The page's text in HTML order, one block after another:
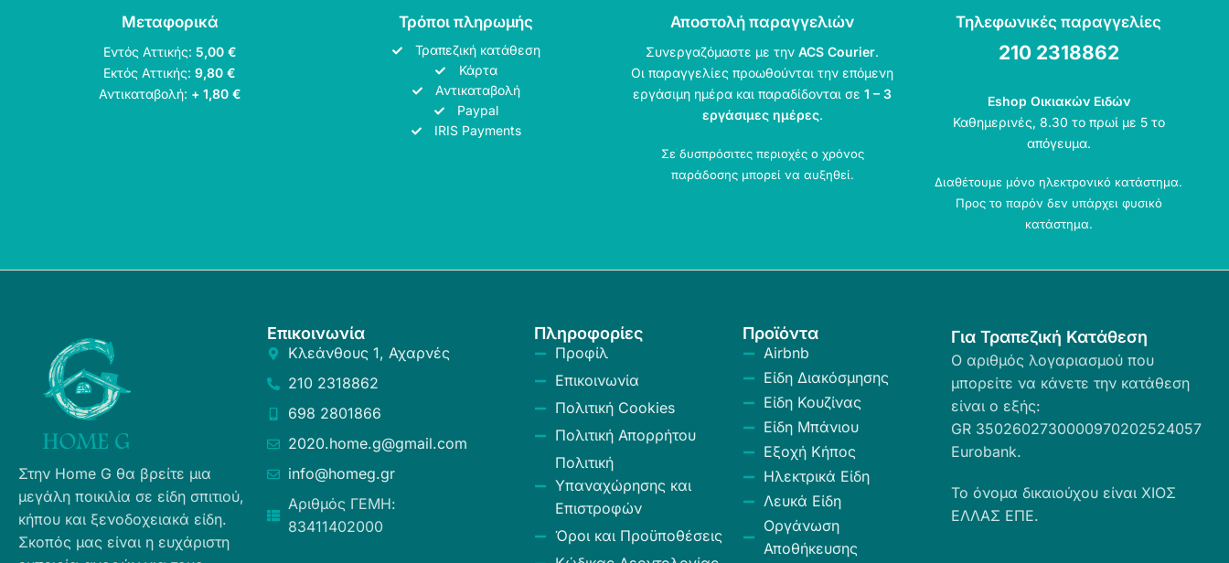
Μεταφορικά
Εντός Αττικής: 5,00 €
Εκτός Αττικής:9,80 €
Αντικαταβολή: + 1,80 €
Τρόποι πληρωμής
Τραπεζική κατάθεση
Κάρτα
Αντικαταβολή
Paypal
IRIS Payments
Αποστολή παραγγελιών
Συνεργαζόμαστε με τηνACS Courier.
Οι παραγγελίες προωθούνται την επόμενη
εργάσιμη ημέρα και παραδίδονται σε1 – 3
εργάσιμες ημέρες.
Σε δυσπρόσιτες περιοχές ο χρόνος
παράδοσης μπορεί να αυξηθεί.
Τηλεφωνικές παραγγελίες
210 2318862
Eshop Οικιακών Ειδών
Καθημερινές, 8.30 το πρωί με 5 το
απόγευμα.
Διαθέτουμε μόνο ηλεκτρονικό κατάστημα.
Προς το παρόν δεν υπάρχει φυσικό
κατάστημα.
Στην Home G θα βρείτε μια
μεγάλη ποικιλία σε είδη σπιτιού,
κήπου και ξενοδοχειακά είδη.
Σκοπός μας είναι η ευχάριστη
Επικοινωνία
Κλεάνθους 1, Αχαρνές
210 2318862
698 2801866
2020.home.g@gmail.com
info@homeg.gr
Αριθμός ΓΕΜΗ:
83411402000
Πληροφορίες
Προφίλ
Επικοινωνία
Πολιτική Cookies
Πολιτική Απορρήτου
Πολιτική
Υπαναχώρησης και
Επιστροφών
Όροι και Προϋποθέσεις
Προϊόντα
Airbnb
Είδη Διακόσμησης
Είδη Κουζίνας
Είδη Μπάνιου
Εξοχή Κήπος
Ηλεκτρικά Είδη
Λευκά Είδη
Οργάνωση
Αποθήκευσης
Για Τραπεζική Κατάθεση
Ο αριθμός λογαριασμού που
μπορείτε να κάνετε την κατάθεση
είναι ο εξής:
GR 3502602730000970202524057
Eurobank.
Το όνομα δικαιούχου είναι ΧΙΟΣ
ΕΛΛΑΣ ΕΠΕ.